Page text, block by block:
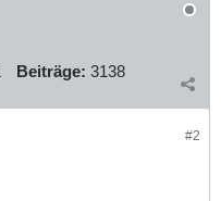
Beiträge: 3138
#2